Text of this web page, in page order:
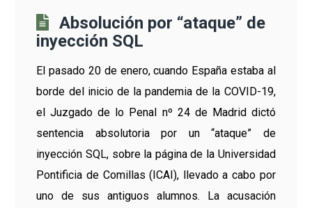
Absolución por “ataque” de
inyección SQL
El pasado 20 de enero, cuando España estaba al
borde del inicio de la pandemia de la COVID-19,
el Juzgado de lo Penal nº 24 de Madrid dictó
sentencia absolutoria por un “ataque” de
inyección SQL, sobre la página de la Universidad
Pontificia de Comillas (ICAI), llevado a cabo por
uno de sus antiguos alumnos. La acusación